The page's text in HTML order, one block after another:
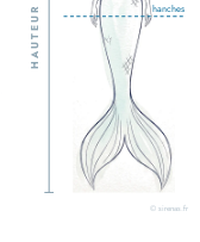
HAUTEUR hanches
© sirenas.fr